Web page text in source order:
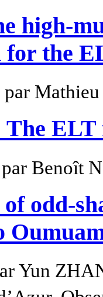
high-
for the
Benoît
odd-
Yun